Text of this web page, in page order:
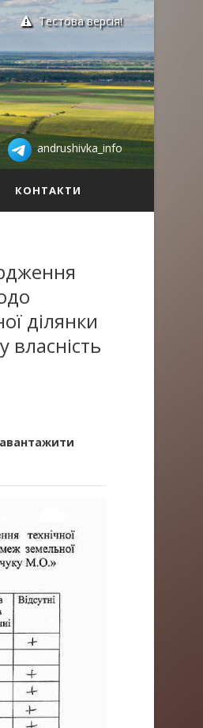
Тестова версія!
andrushivka_info
КОНТАКТИ
ділянки
власність